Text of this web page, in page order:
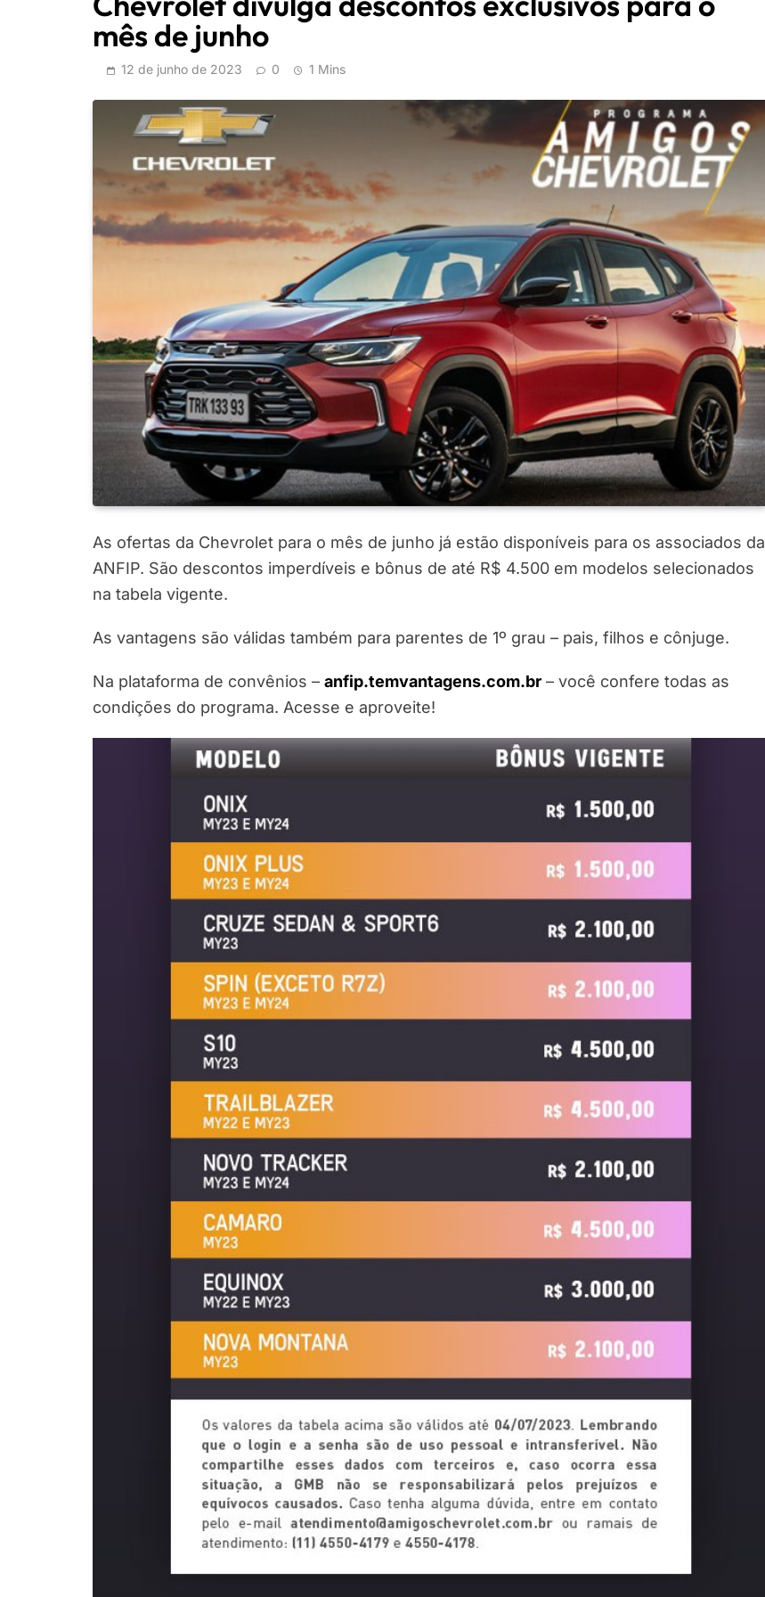
mês de junho
12 de junho de 2023 0 1 Mins
As ofertas da Chevrolet para o mês de junho já estão disponíveis para os associados da
ANFIP. São descontos imperdíveis e bônus de até R$ 4.500 em modelos selecionados
na tabela vigente.
As vantagens são válidas também para parentes de 1º grau – pais, filhos e cônjuge.
Na plataforma de convênios – anfip.temvantagens.com.br – você confere todas as
condições do programa. Acesse e aproveite!